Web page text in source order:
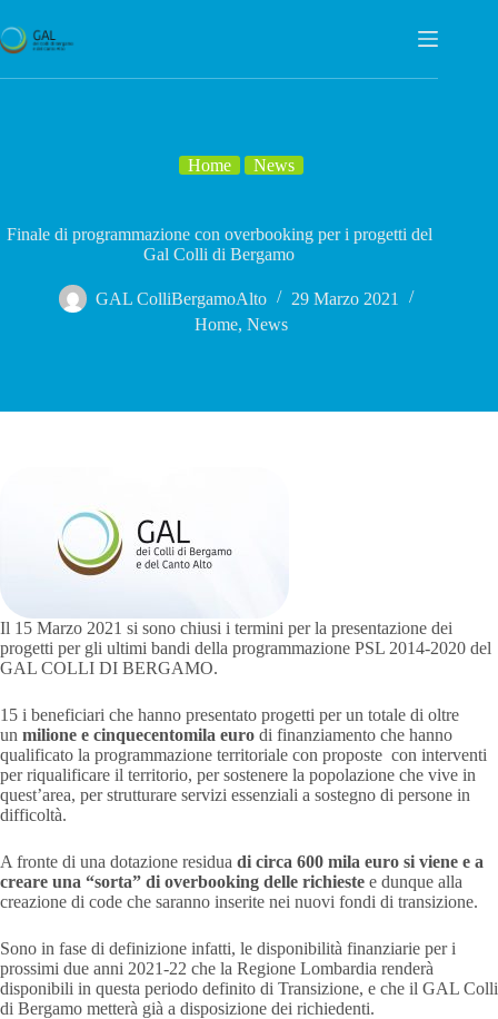
al
contenuto
Home News
Finale di programmazione con overbooking per i progetti del
Gal Colli di Bergamo
GAL ColliBergamoAlto
29 Marzo 2021
Home,News
Il 15 Marzo 2021 si sono chiusi i termini per la presentazione dei
progetti per gli ultimi bandi della programmazione PSL 2014-2020 del
GAL COLLI DI BERGAMO.
15 i beneficiari che hanno presentato progetti per un totale di oltre
un milione e cinquecentomila euro di finanziamento che hanno
qualificato la programmazione territoriale con proposte con interventi
per riqualificare il territorio, per sostenere la popolazione che vive in
quest’area, per strutturare servizi essenziali a sostegno di persone in
difficoltà.
A fronte di una dotazione residua di circa 600 mila euro si viene e a
creare una “sorta” di overbooking delle richieste e dunque alla
creazione di code che saranno inserite nei nuovi fondi di transizione.
Sono in fase di definizione infatti, le disponibilità finanziarie per i
prossimi due anni 2021-22 che la Regione Lombardia renderà
disponibili in questa periodo definito di Transizione, e che il GAL Colli
di Bergamo metterà già a disposizione dei richiedenti.